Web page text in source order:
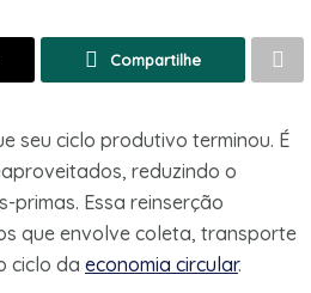
Compartilhe
seu ciclo produtivo terminou. É
reduzindo o
primas. Essa reinserção
que envolve coleta, transporte
ciclo da economia circular.